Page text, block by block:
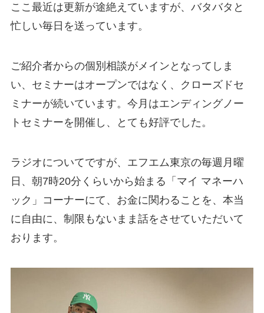
ここ最近は更新が途絶えていますが、バタバタと
忙しい毎日を送っています。
ご紹介者からの個別相談がメインとなってしま
い、セミナーはオープンではなく、クローズドセ
ミナーが続いています。今月はエンディングノー
トセミナーを開催し、とても好評でした。
ラジオについてですが、エフエム東京の毎週月曜
日、朝7時20分くらいから始まる「マイ マネーハ
ック」コーナーにて、お金に関わることを、本当
に自由に、制限もないまま話をさせていただいて
おります。